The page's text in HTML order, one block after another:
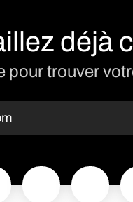
déjà
pour trouver